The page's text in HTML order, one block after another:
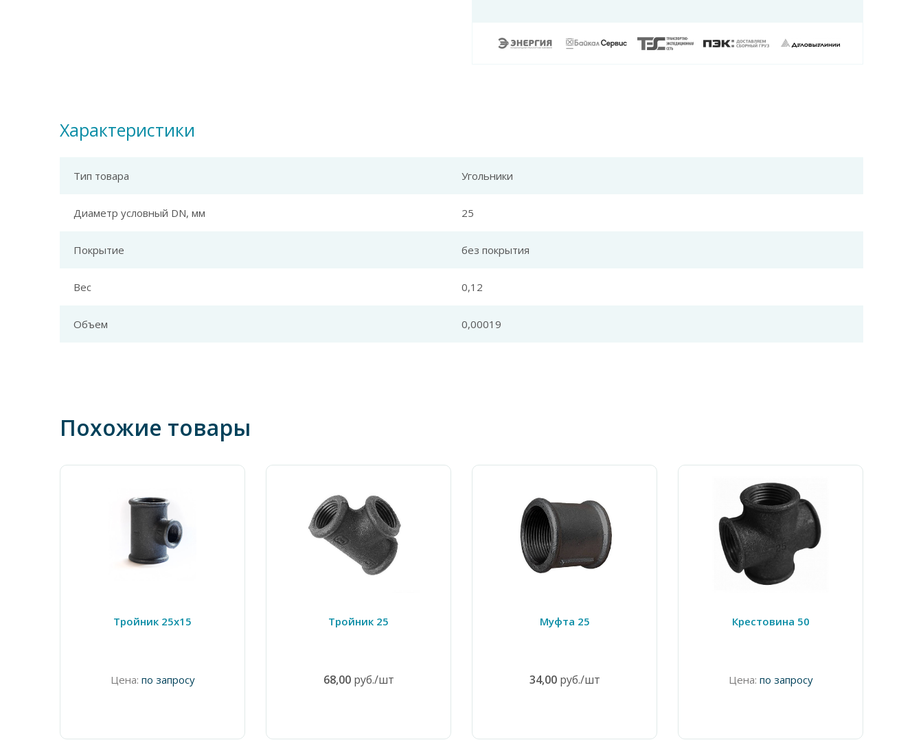
Характеристики
Тип товара Угольники
Диаметр условный DN, мм 25
Покрытие без покрытия
Вес 0,12
Объем 0,00019
Похожие товары
Тройник 25х15
Цена: по запросу
Тройник 25
68,00руб./шт
Муфта 25
34,00руб./шт
Крестовина 50
Цена: по запросу